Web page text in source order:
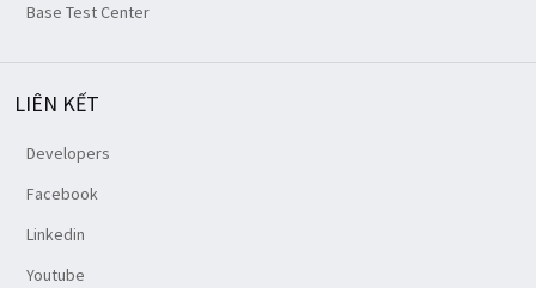
Base Test Center
LIÊN KẾT
Developers
Facebook
Linkedin
Youtube